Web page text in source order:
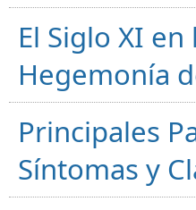
El Siglo XI
Hegemonía
Principales
Síntomas y